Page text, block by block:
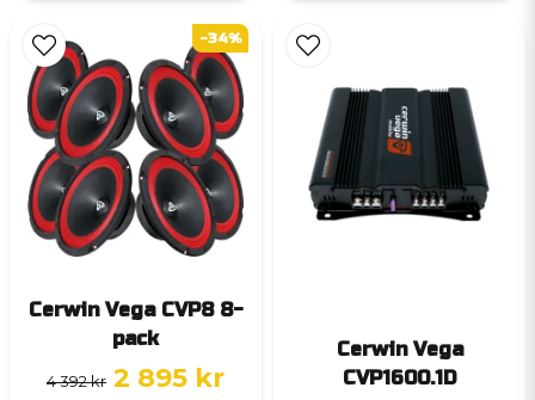
Cerwin Vega CVP8 8-
pack
4 392 kr 2 895 kr
-34%
Cerwin Vega
CVP1600.1D